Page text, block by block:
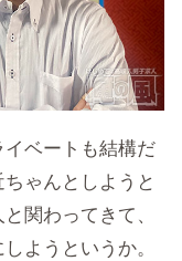
ベートも結構だ
ゃんとしようと
関わってきて、
ようというか。